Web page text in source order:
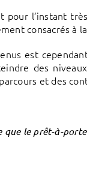
pour l’instant
consacrés à
est
des
et des
que le prêt-à-